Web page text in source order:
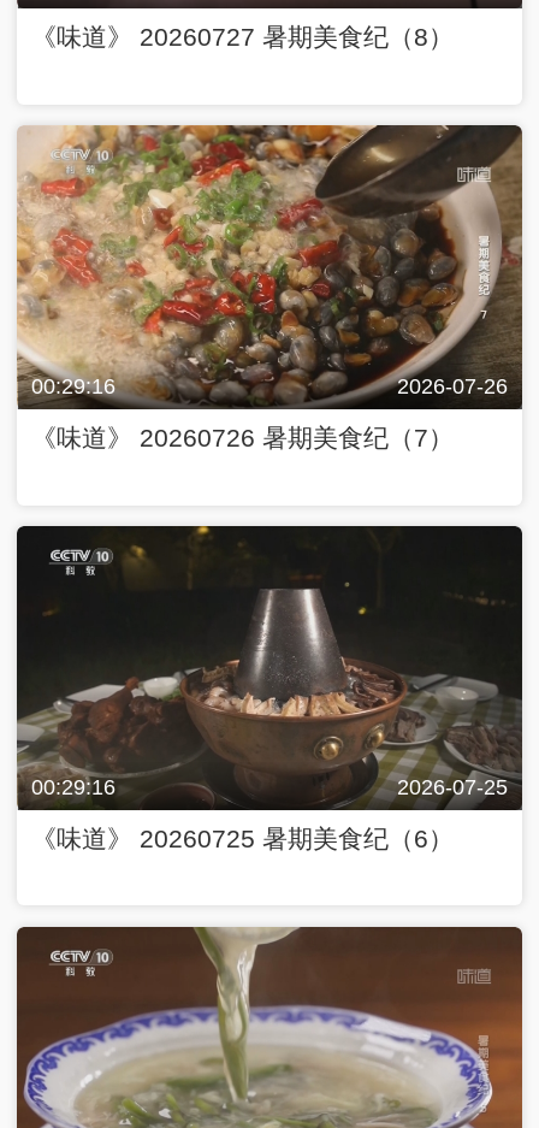
《味道》 20260727 暑期美食纪（8）
00:29:16 2026-07-26
《味道》 20260726 暑期美食纪（7）
00:29:16 2026-07-25
《味道》 20260725 暑期美食纪（6）